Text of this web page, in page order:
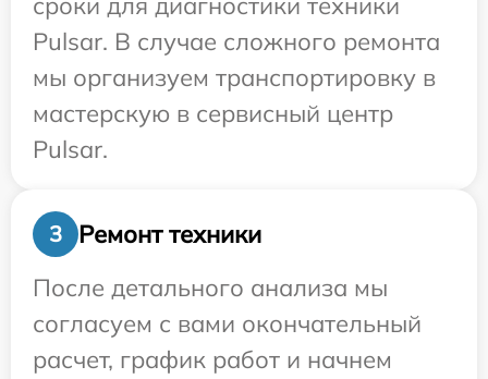
Pulsar. В случае сложного ремонта
мы организуем транспортировку в
мастерскую в сервисный центр
Pulsar.
3
Ремонт техники
После детального анализа мы
согласуем с вами окончательный
расчет, график работ и начнем